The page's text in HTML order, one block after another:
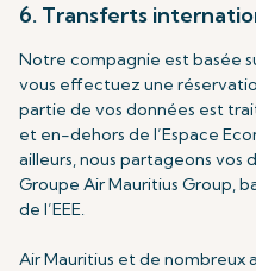
6. Transferts
Notre compagnie est basée
vous effectuez une
partie de vos données est
et en-dehors de l’Espace
ailleurs, nous partageons vos
Groupe Air Mauritius Group,
de l’EEE.
Air Mauritius et de nombreux